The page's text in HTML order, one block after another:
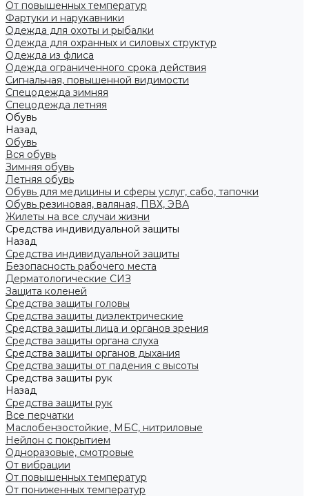
От повышенных температур
Фартуки и нарукавники
Одежда для охоты и рыбалки
Одежда для охранных и силовых структур
Одежда из флиса
Одежда ограниченного срока действия
Сигнальная, повышенной видимости
Спецодежда зимняя
Спецодежда летняя
Обувь
Назад
Обувь
Вся обувь
Зимняя обувь
Летняя обувь
Обувь для медицины и сферы услуг, сабо, тапочки
Обувь резиновая, валяная, ПВХ, ЭВА
Жилеты на все случаи жизни
Средства индивидуальной защиты
Назад
Средства индивидуальной защиты
Безопасность рабочего места
Дерматологические СИЗ
Защита коленей
Средства защиты головы
Средства защиты диэлектрические
Средства защиты лица и органов зрения
Средства защиты органа слуха
Средства защиты органов дыхания
Средства защиты от падения с высоты
Средства защиты рук
Назад
Средства защиты рук
Все перчатки
Маслобензостойкие, МБС, нитриловые
Нейлон с покрытием
Одноразовые, смотровые
От вибрации
От повышенных температур
От пониженных температур